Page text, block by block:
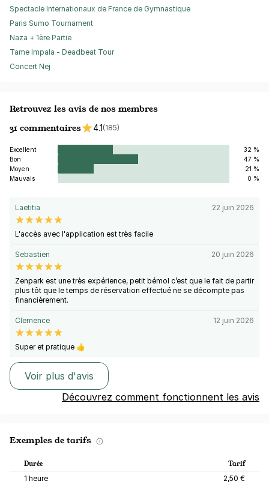
Spectacle Internationaux de France de Gymnastique
Paris Sumo Tournament
Naza + 1ère Partie
Tame Impala - Deadbeat Tour
Concert Nej
Retrouvez les avis de nos membres
31 commentaires
4.1 (185)
Excellent
32 %
Bon
47 %
Moyen
21 %
Mauvais
0 %
Laetitia 22 juin 2026
L'accès avec l'application est très facile
Sebastien 20 juin 2026
Zenpark est une très expérience, petit bémol c’est que le fait de partir
plus tôt que le temps de réservation effectué ne se décompte pas
financièrement.
Clemence 12 juin 2026
Super et pratique 👍
Voir plus d'avis
Découvrez comment fonctionnent les avis
Exemples de tarifs
Durée Tarif
1 heure
2,50 €